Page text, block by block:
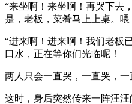
“来坐啊！来坐啊！再哭下去
是，老板，菜肴马上上桌。
“进来啊！进来啊！我们老板
口水，正在等你们光临呢！
两人只会一直哭，一直哭，一
这时，身后突然传来一阵汪